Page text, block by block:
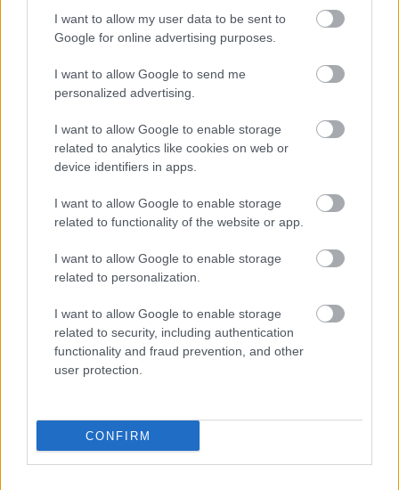
I want to allow my user data to be sent to
Google for online advertising purposes.
I want to allow Google to send me
personalized advertising.
I want to allow Google to enable storage
related to analytics like cookies on web or
device identifiers in apps.
I want to allow Google to enable storage
related to functionality of the website or app.
I want to allow Google to enable storage
related to personalization.
I want to allow Google to enable storage
related to security, including authentication
functionality and fraud prevention, and other
user protection.
CONFIRM
1 éve
gondviselés működik.Nem fényes széria után
megsegítettek az égiek.Köszönöm.:-)
Zoltan Jauch
@Masta Killah: Remekjó!
@zsetontalan
: A gondviselésen kívül ki hozza a
[belhoni] sztárokat? Vagy az aksi gyárban dolgoznak
av. a bányában?